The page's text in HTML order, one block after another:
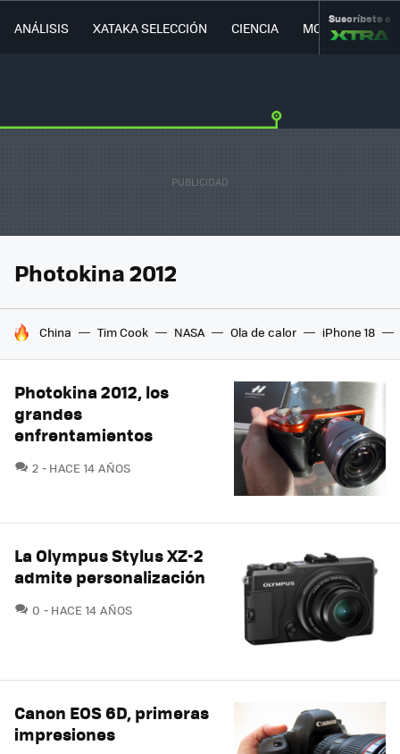
ANÁLISIS XATAKA SELECCIÓN CIENCIA MOVILIDAD
Suscríbete a
Photokina 2012
HOY SE HABLA DE
China Tim Cook NASA Ola de calor iPhone 18
Photokina 2012, los
grandes
enfrentamientos
2 COMENTARIOS
HACE 14 AÑOS
La Olympus Stylus XZ-2
admite personalización
0 COMENTARIOS
HACE 14 AÑOS
Canon EOS 6D, primeras
impresiones